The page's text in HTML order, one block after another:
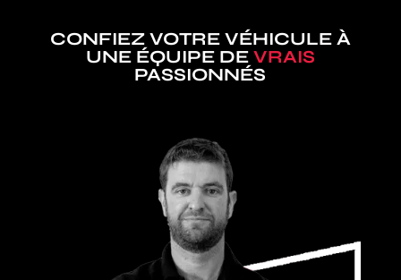
CONFIEZ VOTRE VÉHICULE À
UNE ÉQUIPE DE VRAIS
PASSIONNÉS